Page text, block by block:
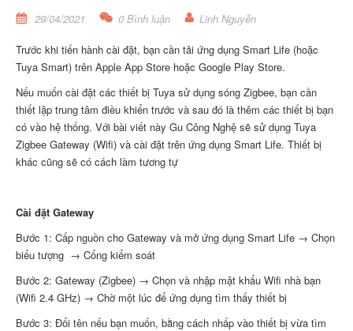
29/04/2021 0 Bình luận Linh Nguyễn
Trước khi tiến hành cài đặt, bạn cần tải ứng dụng Smart Life (hoặc
Tuya Smart) trên Apple App Store hoặc Google Play Store.
Nếu muốn cài đặt các thiết bị Tuya sử dụng sóng Zigbee, bạn cần
thiết lập trung tâm điều khiển trước và sau đó là thêm các thiết bị bạn
có vào hệ thống. Với bài viết này Gu Công Nghệ sẽ sử dụng Tuya
Zigbee Gateway (Wifi) và cài đặt trên ứng dụng Smart Life. Thiết bị
khác cũng sẽ có cách làm tương tự
Cài đặt Gateway
Bước 1: Cấp nguồn cho Gateway và mở ứng dụng Smart Life → Chọn
biểu tượng → Cổng kiểm soát
Bước 2: Gateway (Zigbee) → Chọn và nhập mật khẩu Wifi nhà bạn
(Wifi 2.4 GHz) → Chờ một lúc để ứng dụng tìm thấy thiết bị
Bước 3: Đổi tên nếu bạn muốn, bằng cách nhấp vào thiết bị vừa tìm